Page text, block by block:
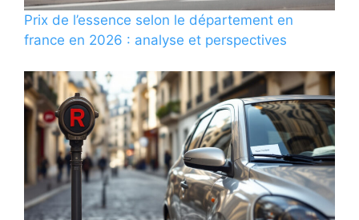
Prix de l’essence selon le département en
france en 2026 : analyse et perspectives